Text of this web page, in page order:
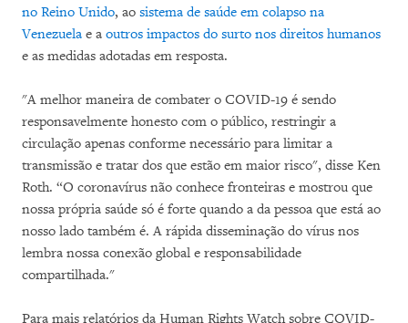
no Reino Unido, ao sistema de saúde em colapso na
Venezuela e a outros impactos do surto nos direitos humanos
e as medidas adotadas em resposta.
"A melhor maneira de combater o COVID-19 é sendo
responsavelmente honesto com o público, restringir a
circulação apenas conforme necessário para limitar a
transmissão e tratar dos que estão em maior risco", disse Ken
Roth. “O coronavírus não conhece fronteiras e mostrou que
nossa própria saúde só é forte quando a da pessoa que está ao
nosso lado também é. A rápida disseminação do vírus nos
lembra nossa conexão global e responsabilidade
compartilhada."
Para mais relatórios da Human Rights Watch sobre COVID-